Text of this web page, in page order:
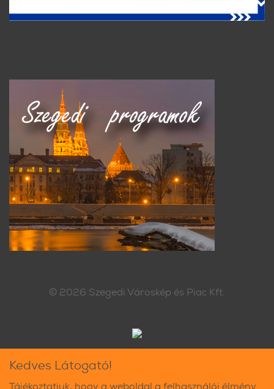
© 2026 Szegedi Városkép és Piac Kft.
Kedves Látogató!
Tájékoztatjuk, hogy a weboldal a felhasználói élmény